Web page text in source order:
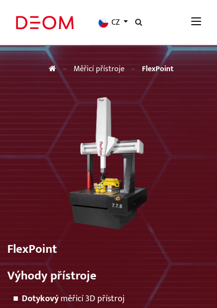
CZ
Měřicí přístroje FlexPoint
FlexPoint
Výhody přístroje
Dotykovýměřicí 3D přístroj